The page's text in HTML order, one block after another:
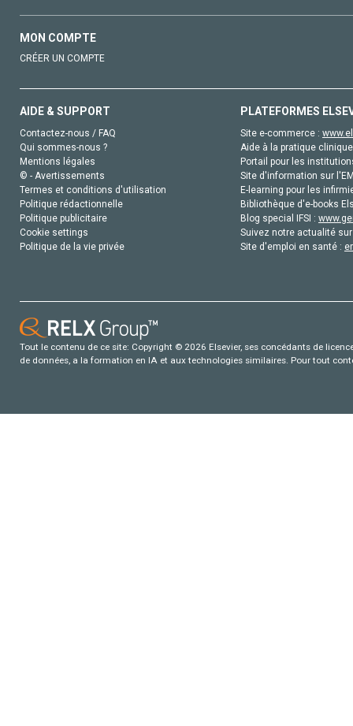
MON COMPTE
CRÉER UN COMPTE
AIDE & SUPPORT
Contactez-nous / FAQ
Qui sommes-nous ?
Mentions légales
© - Avertissements
Termes et conditions d'utilisation
Politique rédactionnelle
Politique publicitaire
Cookie settings
Politique de la vie privée
PLATEFORMES
Site e-commerce :
Aide à la pratique
Portail pour les
Site d'information sur
E-learning pour les
Bibliothèque d'e-books
Blog special IFSI :
Suivez notre actualité
Site d'emploi en santé :
Tout le contenu de ce site: Copyright © 2026 Elsevier, ses concédants de
de données, a la formation en IA et aux technologies similaires. Pour tout